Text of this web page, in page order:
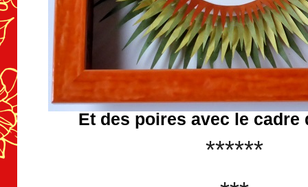
Et des poires avec le cadre
******